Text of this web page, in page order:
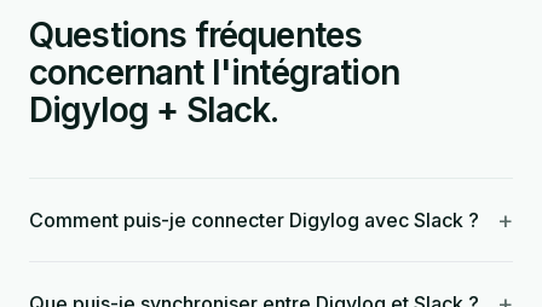
Questions fréquentes
concernant l'intégration
Digylog + Slack.
Comment puis-je connecter Digylog avec Slack ? +